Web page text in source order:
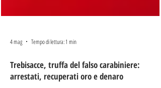
4 mag Tempo di lettura: 1 min